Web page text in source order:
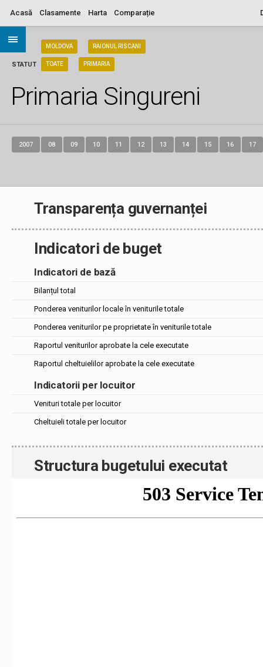
Acasă Clasamente Harta Comparație
STATUT
MOLDOVA RAIONUL RISCANI
TOATE PRIMARIA
Primaria Singureni
2007 08 09 10 11 12 13 14 15 16 17
Transparența guvernanței
Indicatori de buget
Indicatori de bază
Bilanțul total
Ponderea veniturilor locale în veniturile totale
Ponderea veniturilor pe proprietate în veniturile totale
Raportul veniturilor aprobate la cele executate
Raportul cheltuielilor aprobate la cele executate
Indicatorii per locuitor
Venituri totale per locuitor
Cheltuieli totale per locuitor
Structura bugetului executat